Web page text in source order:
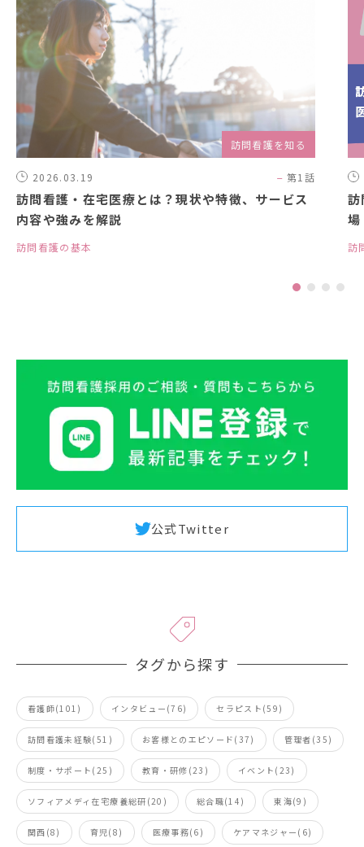
訪問看護を知る
2026.03.19 第1話
訪問看護・在宅医療とは？現状や特徴、サービス
内容や強みを解説
訪問看護の基本
訪
場
訪
公式Twitter
タグから探す
看護師(101) インタビュー(76) セラピスト(59)
訪問看護未経験(51) お客様とのエピソード(37) 管理者(35)
制度・サポート(25) 教育・研修(23) イベント(23)
ソフィアメディ在宅療養総研(20) 総合職(14) 東海(9)
関西(8) 育児(8) 医療事務(6) ケアマネジャー(6)